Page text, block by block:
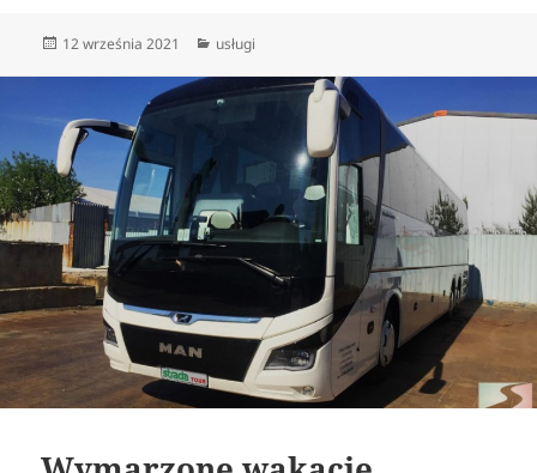
Data
12 września 2021 Kategorie
usługi